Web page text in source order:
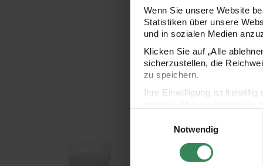
Wenn Sie unsere Website
Statistiken über unsere
und in sozialen Medien
Klicken Sie auf „Alle
sicherzustellen, die
zu speichern.
Ihre Einwilligung ist freiwillig
Impressum
Datenschutz
Notwendig
ART Künstler Acrylfarbe 100ml